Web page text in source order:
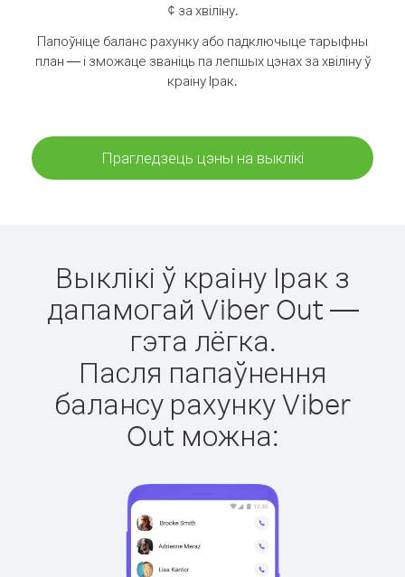
¢ за хвіліну.
Папоўніце баланс рахунку або падключыце тарыфны
план — і зможаце званіць па лепшых цэнах за хвіліну ў
краіну Ірак.
Прагледзець цэны на выклікі
Выклікі ў краіну Ірак з
дапамогай Viber Out —
гэта лёгка.
Пасля папаўнення
балансу рахунку Viber
Out можна: